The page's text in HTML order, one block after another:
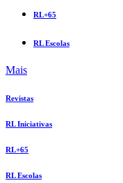
RL+65
RL Escolas
Mais
Revistas
RL Iniciativas
RL+65
RL Escolas